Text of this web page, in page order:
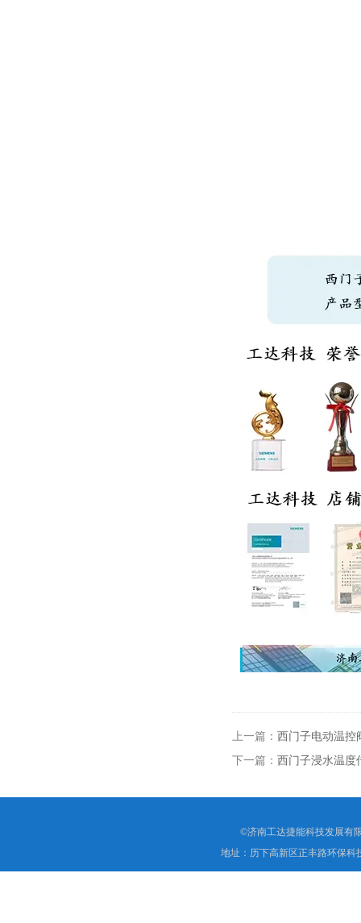
上一篇： 西门子电动温控
下一篇： 西门子浸水温度
©济南工达捷能科技发展有
地址：历下高新区正丰路环保科